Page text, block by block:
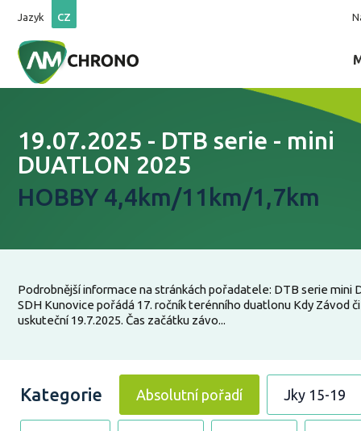
Jazyk CZ
19.07.2025 - DTB serie - mini
DUATLON 2025
HOBBY 4,4km/11km/1,7km
Podrobnější informace na stránkách pořadatele: DTB serie mini
SDH Kunovice pořádá 17. ročník terénního duatlonu Kdy Závod
uskuteční 19.7.2025. Čas začátku závo...
Kategorie Absolutní pořadí Jky 15-19